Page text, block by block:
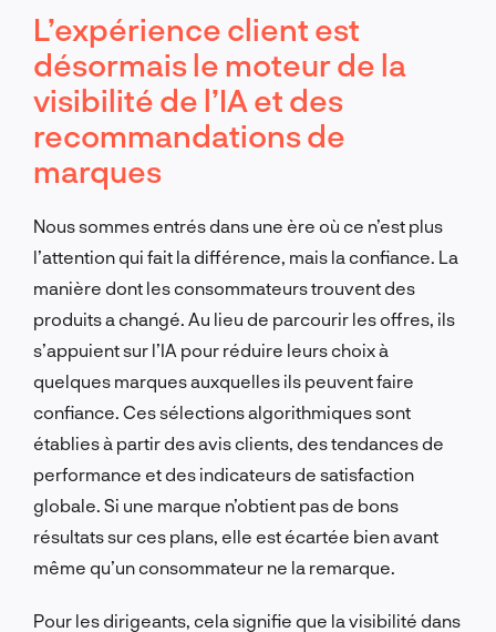
L’expérience client est
désormais le moteur de la
visibilité de l’IA et des
recommandations de
marques
Nous sommes entrés dans une ère où ce n’est plus
l’attention qui fait la différence, mais la confiance. La
manière dont les consommateurs trouvent des
produits a changé. Au lieu de parcourir les offres, ils
s’appuient sur l’IA pour réduire leurs choix à
quelques marques auxquelles ils peuvent faire
confiance. Ces sélections algorithmiques sont
établies à partir des avis clients, des tendances de
performance et des indicateurs de satisfaction
globale. Si une marque n’obtient pas de bons
résultats sur ces plans, elle est écartée bien avant
même qu’un consommateur ne la remarque.
Pour les dirigeants, cela signifie que la visibilité dans